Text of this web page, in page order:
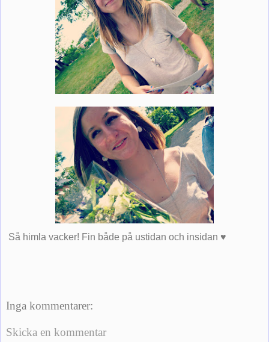
Så himla vacker! Fin både på ustidan och insidan ♥
Inga kommentarer:
Skicka en kommentar